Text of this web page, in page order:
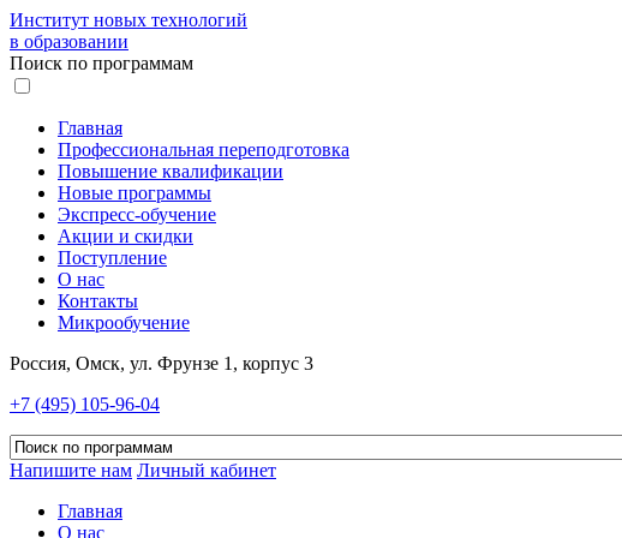
Институт новых технологий
в образовании
Поиск по программам
Главная
Профессиональная переподготовка
Повышение квалификации
Новые программы
Экспресс-обучение
Акции и скидки
Поступление
О нас
Контакты
Микрообучение
Россия, Омск, ул. Фрунзе 1, корпус 3
+7 (495) 105-96-04
Напишите нам Личный кабинет
Главная
О нас